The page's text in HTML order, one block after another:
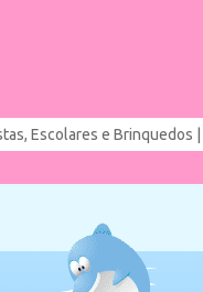
Escolares e Brinquedos |